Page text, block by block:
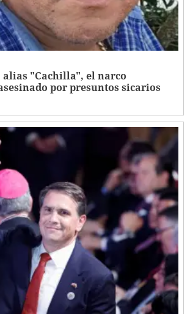
alias "Cachilla", el narco
por presuntos sicarios